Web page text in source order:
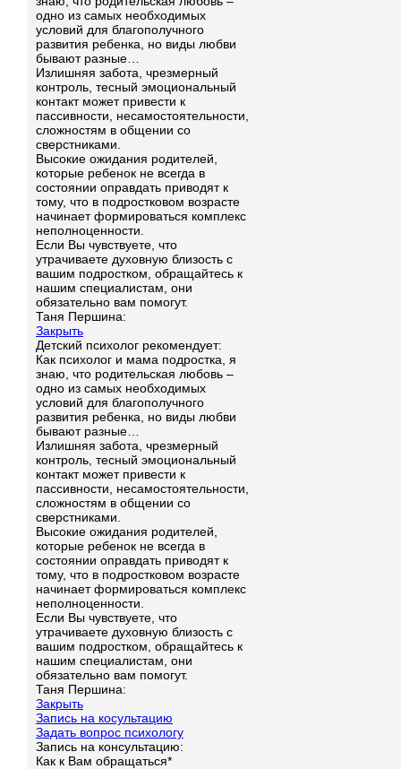
одно из самых необходимых
условий для благополучного
развития ребенка, но виды любви
бывают разные…
Излишняя забота, чрезмерный
контроль, тесный эмоциональный
контакт может привести к
пассивности, несамостоятельности,
сложностям в общении со
сверстниками.
Высокие ожидания родителей,
которые ребенок не всегда в
состоянии оправдать приводят к
тому, что в подростковом возрасте
начинает формироваться комплекс
неполноценности.
Если Вы чувствуете, что
утрачиваете духовную близость с
вашим подростком, обращайтесь к
нашим специалистам, они
обязательно вам помогут.
Таня Першина:
Закрыть
Детский психолог рекомендует:
Как психолог и мама подростка, я
знаю, что родительская любовь –
одно из самых необходимых
условий для благополучного
развития ребенка, но виды любви
бывают разные…
Излишняя забота, чрезмерный
контроль, тесный эмоциональный
контакт может привести к
пассивности, несамостоятельности,
сложностям в общении со
сверстниками.
Высокие ожидания родителей,
которые ребенок не всегда в
состоянии оправдать приводят к
тому, что в подростковом возрасте
начинает формироваться комплекс
неполноценности.
Если Вы чувствуете, что
утрачиваете духовную близость с
вашим подростком, обращайтесь к
нашим специалистам, они
обязательно вам помогут.
Таня Першина:
Закрыть
Запись на косультацию
Задать вопрос психологу
Запись на консультацию:
Как к Вам обращаться*